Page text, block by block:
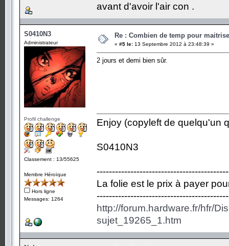
avant d'avoir l'air con .
S0410N3
Administrateur
Profil challenge
Classement : 13/55625
Membre Héroïque
Hors ligne
Messages: 1264
Re : Combien de temp pour
« #5 le: 13 Septembre 2012 à 23:48:39 »
2 jours et demi bien sûr.
Enjoy (copyleft de quelqu'un
S0410N3
La folie est le prix à payer
http://forum.hardware.fr/hfr/
sujet_19265_1.htm